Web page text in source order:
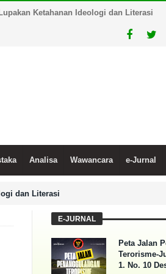
Ketahanan Ideologi dan Literasi
Analisa Wawancara e-Jurnal
dan Literasi
E-JURNAL
Peta Jalan
Terorisme-
1. No. 10